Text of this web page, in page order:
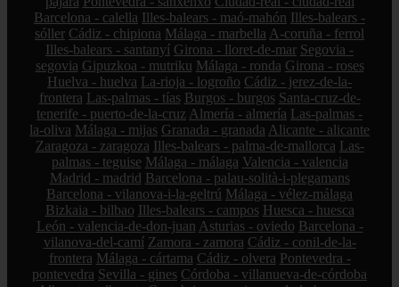
Barcelona - calella Illes-balears - maó-mahón Illes-balears -
sóller Cádiz - chipiona Málaga - marbella A-coruña - ferrol
Illes-balears - santanyí Girona - lloret-de-mar Segovia -
segovia Gipuzkoa - mutriku Málaga - ronda Girona - roses
Huelva - huelva La-rioja - logroño Cádiz - jerez-de-la-
frontera Las-palmas - tías Burgos - burgos Santa-cruz-de-
tenerife - puerto-de-la-cruz Almería - almería Las-palmas -
la-oliva Málaga - mijas Granada - granada Alicante - alicante
Zaragoza - zaragoza Illes-balears - palma-de-mallorca Las-
palmas - teguise Málaga - málaga Valencia - valencia
Madrid - madrid Barcelona - palau-solità-i-plegamans
Barcelona - vilanova-i-la-geltrú Málaga - vélez-málaga
Bizkaia - bilbao Illes-balears - campos Huesca - huesca
León - valencia-de-don-juan Asturias - oviedo Barcelona -
vilanova-del-camí Zamora - zamora Cádiz - conil-de-la-
frontera Málaga - cártama Cádiz - olvera Pontevedra -
pontevedra Sevilla - gines Córdoba - villanueva-de-córdoba